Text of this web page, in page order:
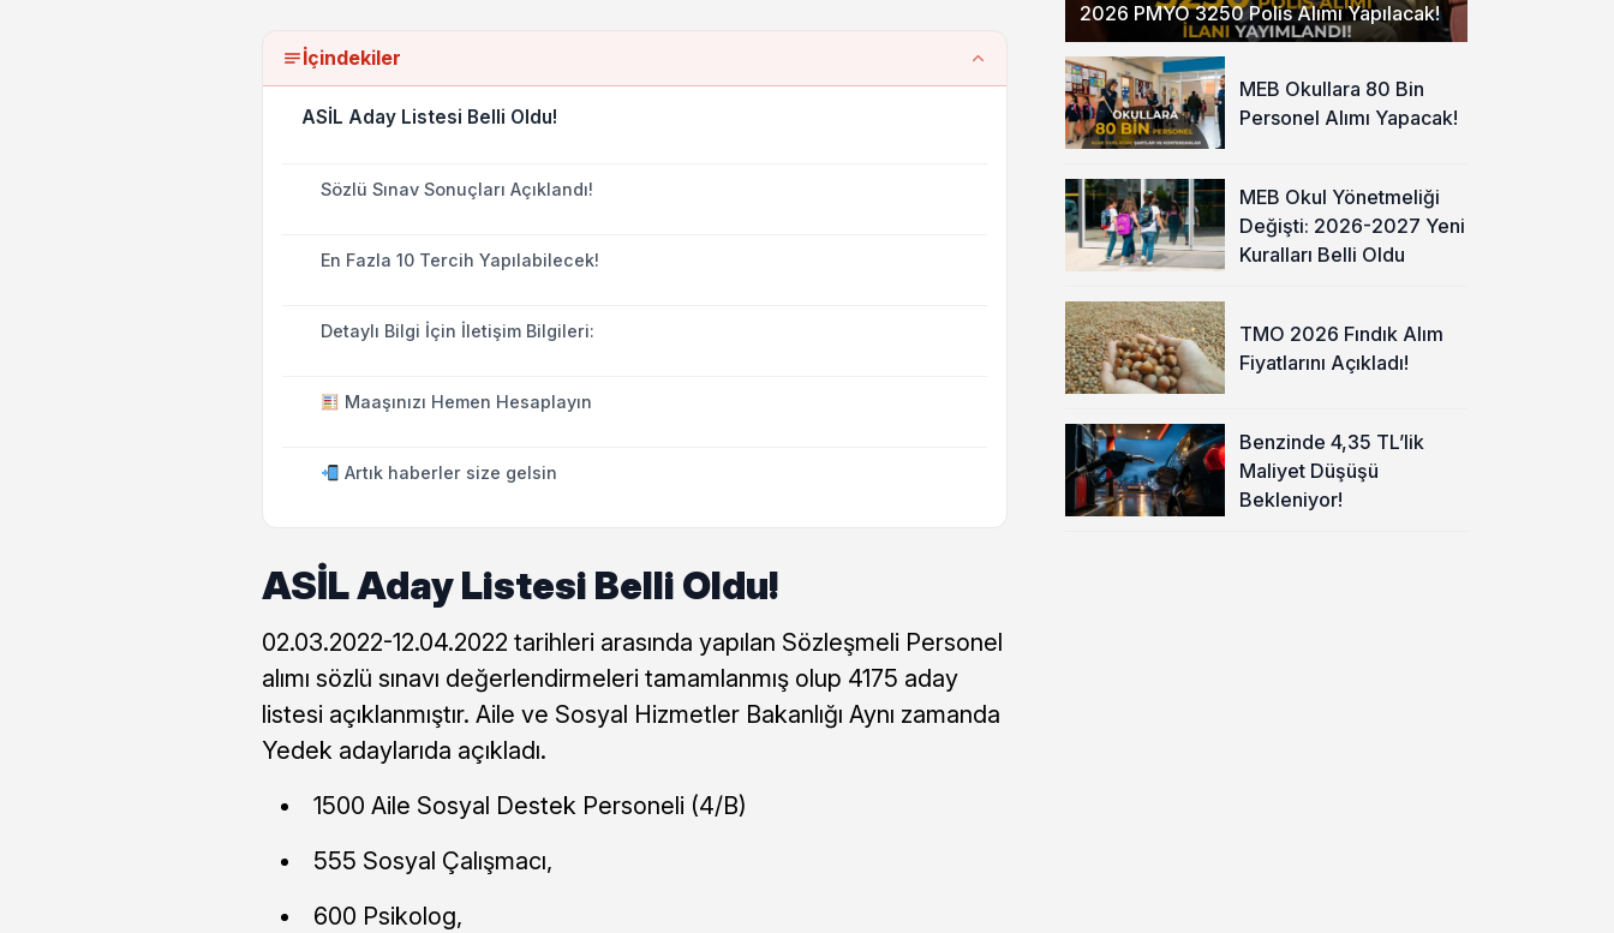
İçindekiler
ASİL Aday Listesi Belli Oldu!
Sözlü Sınav Sonuçları Açıklandı!
En Fazla 10 Tercih Yapılabilecek!
Detaylı Bilgi İçin İletişim Bilgileri:
Maaşınızı Hemen Hesaplayın
Artık haberler size gelsin
ASİL Aday Listesi Belli Oldu!
02.03.2022-12.04.2022 tarihleri arasında yapılan Sözleşmeli Personel
alımı sözlü sınavı değerlendirmeleri tamamlanmış olup 4175 aday
listesi açıklanmıştır. Aile ve Sosyal Hizmetler Bakanlığı Aynı zamanda
Yedek adaylarıda açıkladı.
1500 Aile Sosyal Destek Personeli (4/B)
555 Sosyal Çalışmacı,
600 Psikolog,
2026 PMYO 3250 Polis Alımı Yapılacak!
MEB Okullara 80 Bin
Personel Alımı Yapacak!
MEB Okul Yönetmeliği
Değişti: 2026-2027 Yeni
Kuralları Belli Oldu
TMO 2026 Fındık Alım
Fiyatlarını Açıkladı!
Benzinde 4,35 TL’lik
Maliyet Düşüşü
Bekleniyor!